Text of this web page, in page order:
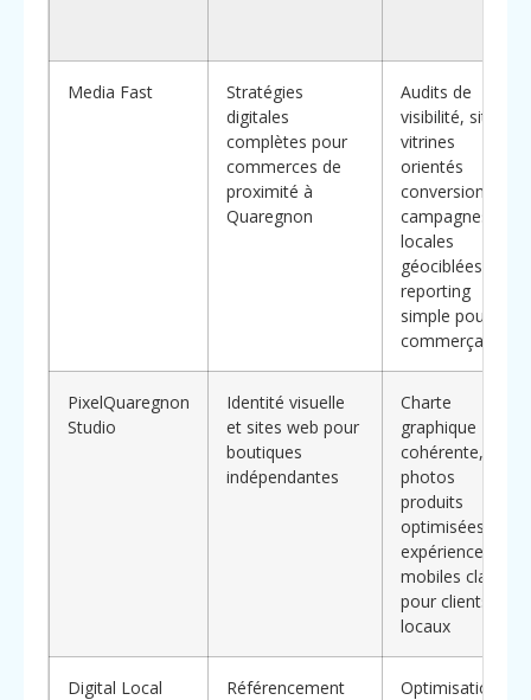
Media Fast
Stratégies
digitales
complètes pour
commerces de
proximité à
Quaregnon
Audits de
visibilité, sites
vitrines
orientés
conversion,
campagnes
locales
géociblées,
reporting
simple pour
commerçants
PixelQuaregnon
Studio
Identité visuelle
et sites web pour
boutiques
indépendantes
Charte
graphique
cohérente,
photos
produits
optimisées,
expériences
mobiles claires
pour clients
locaux
Digital Local
Référencement
Optimisation